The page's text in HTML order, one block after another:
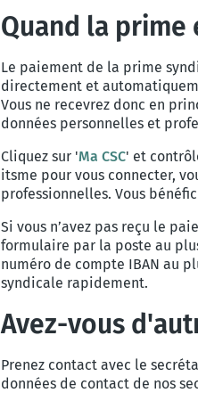
Quand la prime
Le paiement de la prime
directement et
Vous ne recevrez donc en
données personnelles et
Cliquez sur 'Ma CSC' et
itsme pour vous connecter,
professionnelles. Vous
Si vous n’avez pas reçu le
formulaire par la poste au
numéro de compte IBAN au
syndicale rapidement.
Avez-vous
Prenez contact avec le
données de contact de nos